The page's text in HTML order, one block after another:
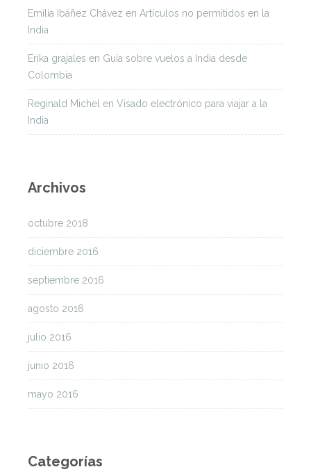
Emilia Ibáñez Chávez en Artículos no permitidos en la
India
Erika grajales en Guía sobre vuelos a India desde
Colombia
Reginald Michel en Visado electrónico para viajar a la
India
Archivos
octubre 2018
diciembre 2016
septiembre 2016
agosto 2016
julio 2016
junio 2016
mayo 2016
Categorías